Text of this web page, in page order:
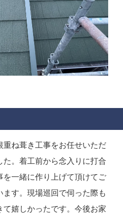
重ね葺き工事をお任せいただ
た。着工前から念入りに打合
を一緒に作り上げて頂けてご
す。現場巡回で伺った際も
嬉しかったです。今後お家